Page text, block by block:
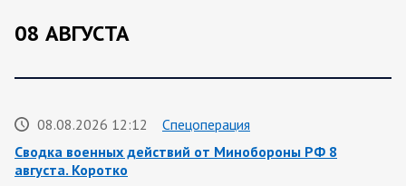
08 АВГУСТА
08.08.2026 12:12
Спецоперация
Сводка военных действий от Минобороны РФ 8
августа. Коротко